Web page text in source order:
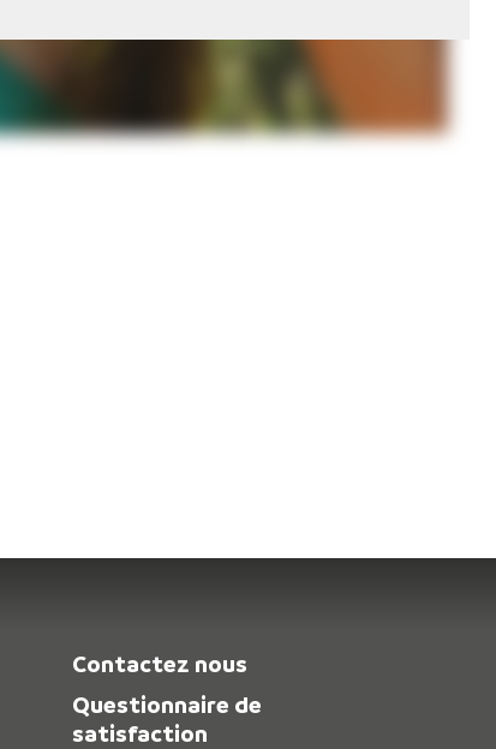
Contactez nous
Questionnaire de
satisfaction